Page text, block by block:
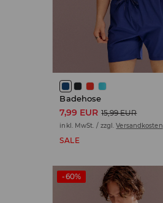
Badehose
7,99 EUR 15,99 EUR
inkl. MwSt. / zzgl.Versandkosten
SALE
-60%